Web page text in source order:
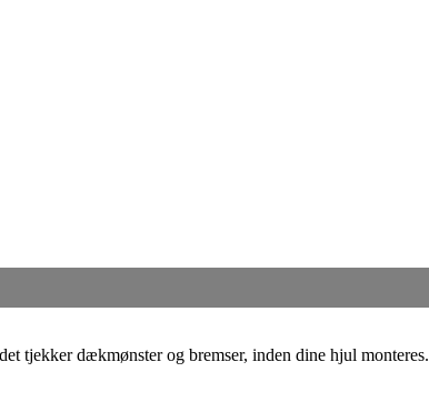
tjekker dækmønster og bremser, inden dine hjul monteres.